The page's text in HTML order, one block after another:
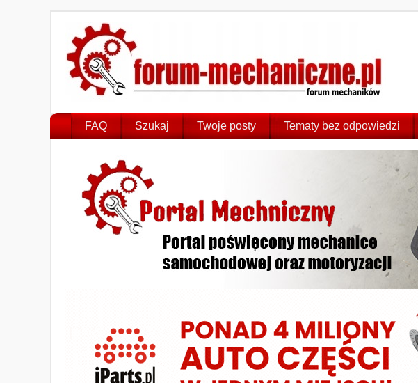
FAQ Szukaj Twoje posty Tematy bez odpowiedzi